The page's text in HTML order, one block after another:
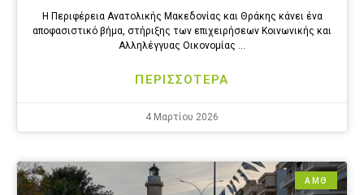
Η Περιφέρεια Ανατολικής Μακεδονίας και Θράκης κάνει ένα
αποφασιστικό βήμα, στήριξης των επιχειρήσεων Κοινωνικής και
Αλληλέγγυας Οικονομίας …
ΠΕΡΙΣΣΟΤΕΡΑ
4 Μαρτίου 2026
ΑΜΘ